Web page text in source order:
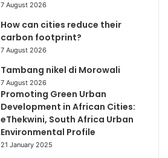
7 August 2026
How can cities reduce their
carbon footprint?
7 August 2026
Tambang nikel di Morowali
7 August 2026
Promoting Green Urban
Development in African Cities:
eThekwini, South Africa Urban
Environmental Profile
21 January 2025